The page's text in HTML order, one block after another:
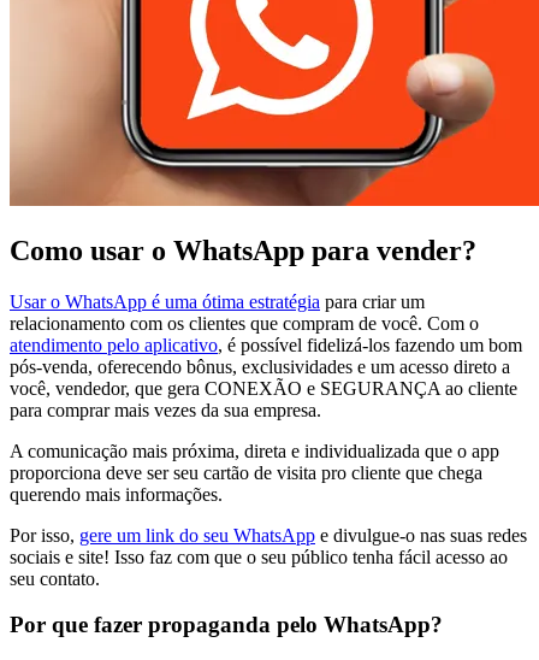
Como usar o WhatsApp para vender?
Usar o WhatsApp é uma ótima estratégia para criar um
relacionamento com os clientes que compram de você. Com o
atendimento pelo aplicativo, é possível fidelizá-los fazendo um bom
pós-venda, oferecendo bônus, exclusividades e um acesso direto a
você, vendedor, que gera CONEXÃO e SEGURANÇA ao cliente
para comprar mais vezes da sua empresa.
A comunicação mais próxima, direta e individualizada que o app
proporciona deve ser seu cartão de visita pro cliente que chega
querendo mais informações.
Por isso, gere um link do seu WhatsApp e divulgue-o nas suas redes
sociais e site! Isso faz com que o seu público tenha fácil acesso ao
seu contato.
Por que fazer propaganda pelo WhatsApp?